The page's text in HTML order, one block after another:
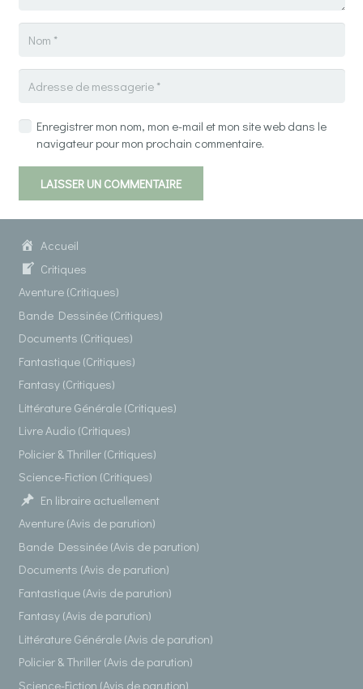
Enregistrer mon nom, mon e-mail et mon site web dans le
navigateur pour mon prochain commentaire.
LAISSER UN COMMENTAIRE
Accueil
Critiques
Aventure (Critiques)
Bande Dessinée (Critiques)
Documents (Critiques)
Fantastique (Critiques)
Fantasy (Critiques)
Littérature Générale (Critiques)
Livre Audio (Critiques)
Policier & Thriller (Critiques)
Science-Fiction (Critiques)
En libraire actuellement
Aventure (Avis de parution)
Bande Dessinée (Avis de parution)
Documents (Avis de parution)
Fantastique (Avis de parution)
Fantasy (Avis de parution)
Littérature Générale (Avis de parution)
Policier & Thriller (Avis de parution)
Science-Fiction (Avis de parution)